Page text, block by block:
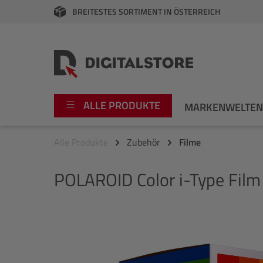
Zur Hauptnavigation springen
BREITESTES SORTIMENT IN ÖSTERREICH
ALLE PRODUKTE MARKENWELTEN
Video
Fujifilm
Alle Produkte Zubehör Filme
POLAROID Color i-Type